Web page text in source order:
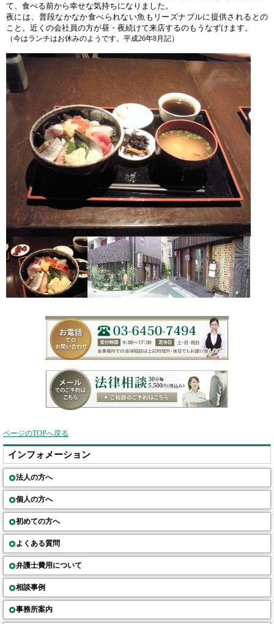
て、食べる前から幸せな気持ちになりました。
夜には、普段なかなか食べられない魚もリーズナブルに提供されるとの
こと。近くの会社員の方が昼・夜続けて来店するのもうなずけます。
（今はランチはお休みのようです。平成26年8月記）
ページのTOPへ戻る
インフォメーション
法人の方へ
個人の方へ
初めての方へ
よくある質問
弁護士費用について
相談事例
事務所案内